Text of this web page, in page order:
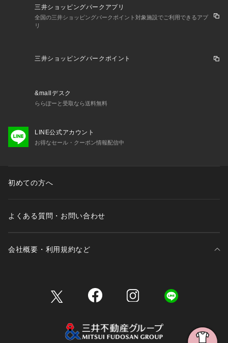
三井ショッピングパークアプリ
全国の三井ショッピングパークポイント対象施設でご利用できるアプ
リ
三井ショッピングパークポイント
&mallデスク
ららぽーと受取なら送料無料
LINE公式アカウント
お得なセール・クーポン情報配信中
初めての方へ
よくある質問・お問い合わせ
会社概要・利用規約など